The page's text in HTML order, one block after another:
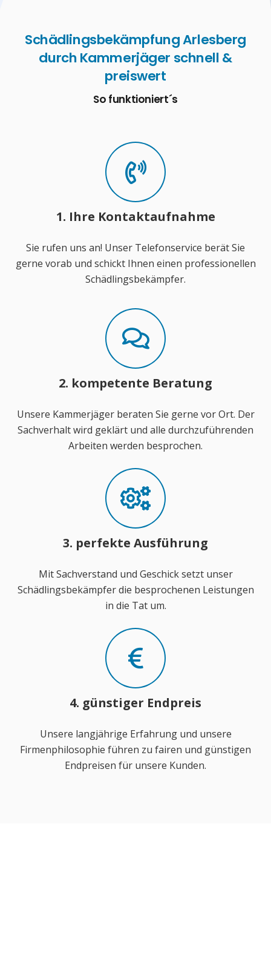
Schädlingsbekämpfung Arlesberg
durch Kammerjäger schnell &
preiswert
So funktioniert´s
1. Ihre Kontaktaufnahme
Sie rufen uns an! Unser Telefonservice berät Sie
gerne vorab und schickt Ihnen einen professionellen
Schädlingsbekämpfer.
2. kompetente Beratung
Unsere Kammerjäger beraten Sie gerne vor Ort. Der
Sachverhalt wird geklärt und alle durchzuführenden
Arbeiten werden besprochen.
3. perfekte Ausführung
Mit Sachverstand und Geschick setzt unser
Schädlingsbekämpfer die besprochenen Leistungen
in die Tat um.
4. günstiger Endpreis
Unsere langjährige Erfahrung und unsere
Firmenphilosophie führen zu fairen und günstigen
Endpreisen für unsere Kunden.